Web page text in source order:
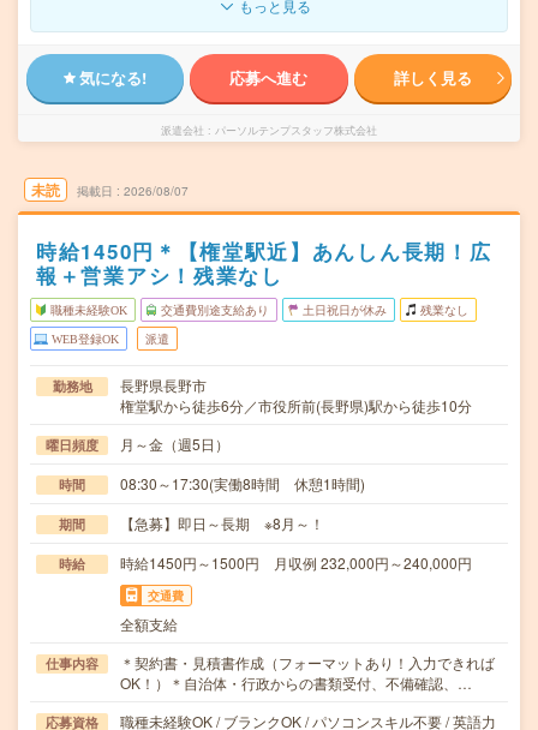
もっと見る
気になる! 応募へ進む 詳しく見る
派遣会社 パーソルテンプスタッフ株式会社
未読 掲載日 2026/08/07
時給1450円＊【権堂駅近】あんしん長期！広
報＋営業アシ！残業なし
職種未経験OK 交通費別途支給あり 土日祝日が休み 残業なし
WEB登録OK 派遣
勤務地
長野県長野市
権堂駅から徒歩6分／市役所前(長野県)駅から徒歩10分
曜日頻度 月～金（週5日）
時間 08:30～17:30(実働8時間 休憩1時間)
期間 【急募】即日～長期 ※8月～！
時給 時給1450円～1500円 月収例 232,000円～240,000円
交通費
全額支給
仕事内容
＊契約書・見積書作成（フォーマットあり！入力できれば
OK！）＊自治体・行政からの書類受付、不備確認、…
応募資格
職種未経験OK / ブランクOK / パソコンスキル不要 / 英語力